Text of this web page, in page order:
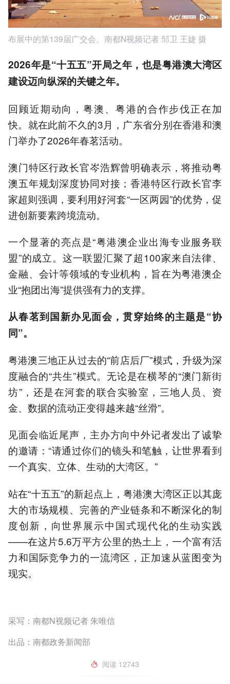
布展中的第139届广交会。南都N视频记者 邹卫 王婕 摄
2026年是“十五五”开局之年，也是粤港澳大湾区
建设迈向纵深的关键之年。
回顾近期动向，粤澳、粤港的合作步伐正在加
快。就在此前不久的3月，广东省分别在香港和澳
门举办了2026年春茗活动。
澳门特区行政长官岑浩辉曾明确表示，将推动粤
澳五年规划深度协同对接；香港特区行政长官李
家超则强调，要利用好河套“一区两园”的优势，促
进创新要素跨境流动。
一个显著的亮点是“粤港澳企业出海专业服务联
盟”的成立。这一联盟汇聚了超100家来自法律、
金融、会计等领域的专业机构，旨在为粤港澳企
业“抱团出海”提供强有力的支撑。
从春茗到国新办见面会，贯穿始终的主题是“协
同”。
粤港澳三地正从过去的“前店后厂”模式，升级为深
度融合的“共生”模式。无论是在横琴的“澳门新街
坊”，还是在河套的联合实验室，三地人员、资
金、数据的流动正变得越来越“丝滑”。
见面会临近尾声，主办方向中外记者发出了诚挚
的邀请：“请通过你们的镜头和笔触，让世界看到
一个真实、立体、生动的大湾区。”
站在“十五五”的新起点上，粤港澳大湾区正以其庞
大的市场规模、完善的产业链条和不断深化的制
度创新，向世界展示中国式现代化的生动实践
——在这片5.6万平方公里的热土上，一个富有活
力和国际竞争力的一流湾区，正加速从蓝图变为
现实。
采写：南都N视频记者 朱唯信
出品：南都政务新闻部
阅读 12743